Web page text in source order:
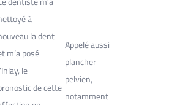
à
la dent
m’a posé
le
de cette
Appelé aussi
plancher
pelvien,
notamment